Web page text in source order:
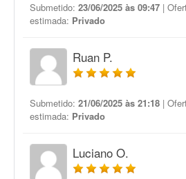
Submetido: 23/06/2025 às 09:47 |
estimada: Privado
Ruan P.
Submetido: 21/06/2025 às 21:18 |
estimada: Privado
Luciano O.